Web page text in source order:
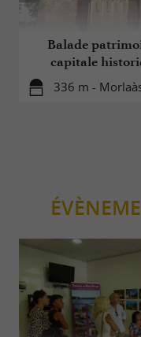
Balade
capitale
336 m -